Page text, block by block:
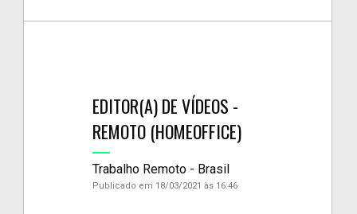
EDITOR(A) DE VÍDEOS -
REMOTO (HOMEOFFICE)
Trabalho Remoto - Brasil
Publicado em 18/03/2021 às 16:46